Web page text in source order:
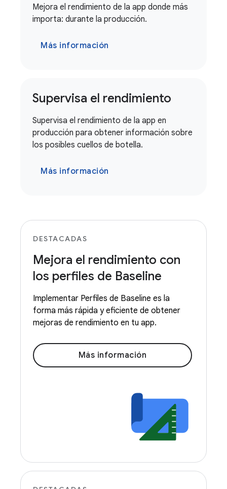
Mejora el rendimiento de la app donde más
importa: durante la producción.
Más información
Supervisa el rendimiento
Supervisa el rendimiento de la app en
producción para obtener información sobre
los posibles cuellos de botella.
Más información
DESTACADAS
Mejora el rendimiento con
los perfiles de Baseline
Implementar Perfiles de Baseline es la
forma más rápida y eficiente de obtener
mejoras de rendimiento en tu app.
Más información